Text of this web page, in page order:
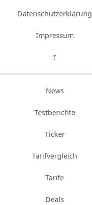
Datenschutzerklärung
Impressum
⇡
News
Testberichte
Ticker
Tarifvergleich
Tarife
Deals